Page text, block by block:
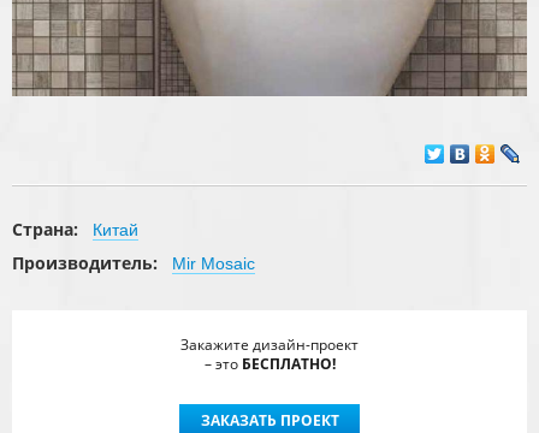
Страна: Китай
Производитель: Mir Mosaic
Закажите дизайн-проект
– это БЕСПЛАТНО!
ЗАКАЗАТЬ ПРОЕКТ